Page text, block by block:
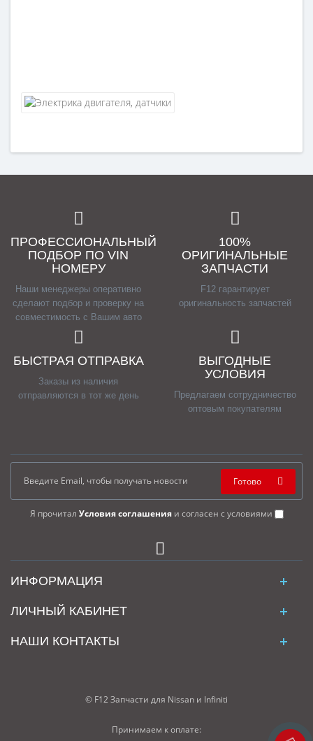
ПРОФЕССИОНАЛЬНЫЙ
ПОДБОР ПО VIN
НОМЕРУ
Наши менеджеры оперативно
сделают подбор и проверку на
совместимость с Вашим авто
100%
ОРИГИНАЛЬНЫЕ
ЗАПЧАСТИ
F12 гарантирует
оригинальность запчастей
БЫСТРАЯ ОТПРАВКА
Заказы из наличия
отправляются в тот же день
ВЫГОДНЫЕ
УСЛОВИЯ
Предлагаем сотрудничество
оптовым покупателям
Я прочитал Условия соглашенияи согласен с условиями
Готово
ИНФОРМАЦИЯ
ЛИЧНЫЙ КАБИНЕТ
НАШИ КОНТАКТЫ
© F12 Запчасти для Nissan и Infiniti
Принимаем к оплате: